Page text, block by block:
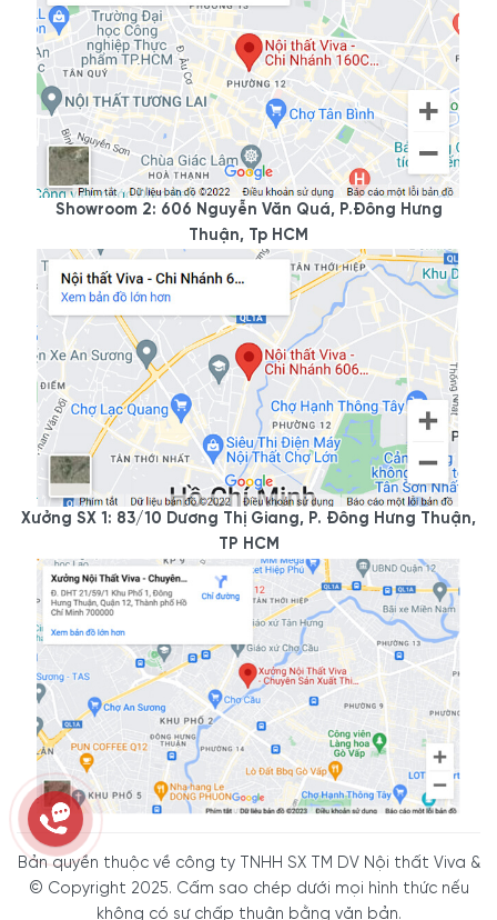
Showroom 2: 606 Nguyễn Văn Quá, P.Đông Hưng
Thuận, Tp HCM
Xưởng SX 1: 83/10 Dương Thị Giang, P. Đông Hưng Thuận,
TP HCM
Bản quyền thuộc về công ty TNHH SX TM DV Nội thất Viva &
© Copyright 2025. Cấm sao chép dưới mọi hình thức nếu
không có sự chấp thuận bằng văn bản.